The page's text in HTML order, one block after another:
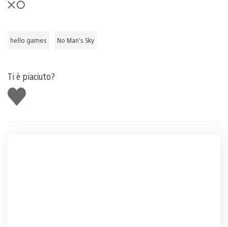
hello games No Man’s Sky
Ti è piaciuto?
Mi
piace